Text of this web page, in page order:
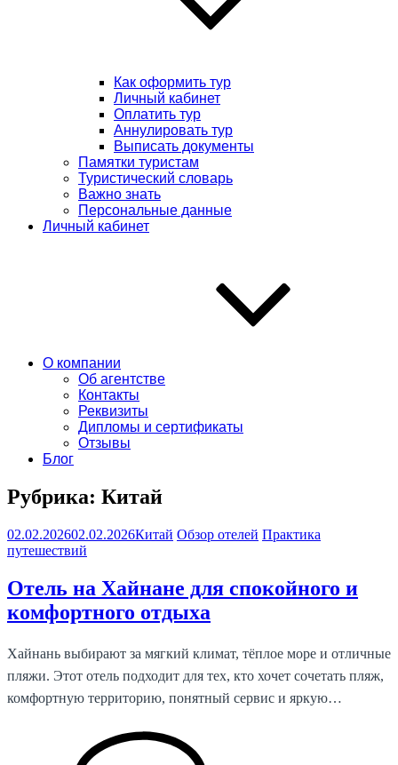
Как оформить тур
Личный кабинет
Оплатить тур
Аннулировать тур
Выписать документы
Памятки туристам
Туристический словарь
Важно знать
Персональные данные
Личный кабинет
О компании
Об агентстве
Контакты
Реквизиты
Дипломы и сертификаты
Отзывы
Блог
Рубрика: Китай
02.02.202602.02.2026Китай Обзор отелей Практика
путешествий
Отель на Хайнане для спокойного и
комфортного отдыха
Хайнань выбирают за мягкий климат, тёплое море и отличные
пляжи. Этот отель подходит для тех, кто хочет сочетать пляж,
комфортную территорию, понятный сервис и яркую…